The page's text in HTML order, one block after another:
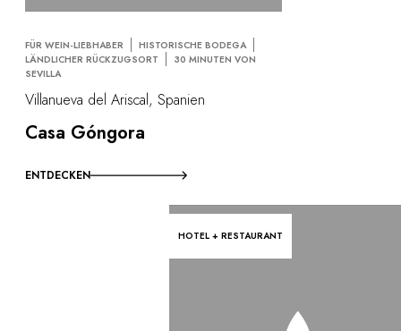
FÜR WEIN-LIEBHABER
HISTORISCHE BODEGA
LÄNDLICHER RÜCKZUGSORT
30 MINUTEN VON
SEVILLA
Villanueva del Ariscal, Spanien
Casa Góngora
ENTDECKEN
HOTEL + RESTAURANT